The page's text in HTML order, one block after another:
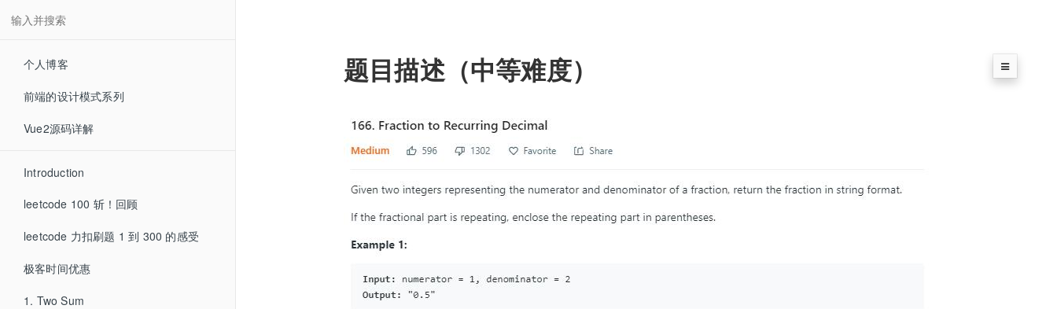
个人博客
前端的设计模式系列
Vue2源码详解
Introduction
leetcode 100 斩！回顾
leetcode 力扣刷题 1 到 300 的感受
极客时间优惠
1. Two Sum
题目描述（中等难度）